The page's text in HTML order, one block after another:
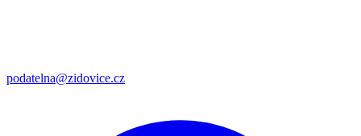
podatelna@zidovice.cz